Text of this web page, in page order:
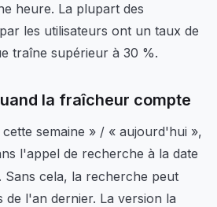
heure. La plupart des
les utilisateurs ont un taux de
traîne supérieur à 30 %.
la fraîcheur compte
semaine » / « aujourd'hui »,
l'appel de recherche à la date
Sans cela, la recherche peut
de l'an dernier. La version la